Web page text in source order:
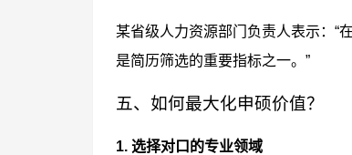
某省级人力资源部门负责人表示：“
是简历筛选的重要指标之一。”
五、如何最大化申硕价值？
1. 选择对口的专业领域